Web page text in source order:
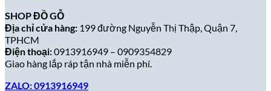
SHOP ĐỒ GỖ
Địa chỉ cửa hàng: 199 đường Nguyễn Thị Thập, Quận 7,
TPHCM
Điện thoại:0913916949 – 0909354829
Giao hàng lắp ráp tận nhà miễn phí.
ZALO: 0913916949